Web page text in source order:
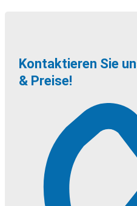
Kontaktieren Sie
& Preise!